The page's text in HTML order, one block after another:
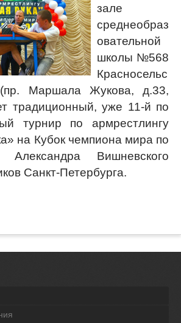
зале
среднеобраз
овательной
школы №568
Красносельс
Маршала Жукова, д.33,
традиционный, уже 11-й по
турнир по армрестлингу
на Кубок чемпиона мира по
Александра Вишневского
Санкт-Петербурга.